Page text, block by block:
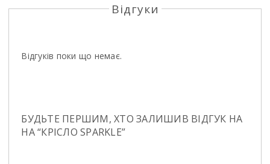
Відгуки
Відгуків поки що немає.
БУДЬТЕ ПЕРШИМ, ХТО ЗАЛИШИВ ВІДГУК НА
НА “КРIСЛО SPARKLE”